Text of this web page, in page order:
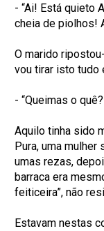
- “Ai! Está quieto
cheia de piolhos!
O marido
vou tirar isto tudo
- “Queimas o
Aquilo tinha sido
Pura, uma
umas rezas,
barraca era
feiticeira”, não
Estavam nestas